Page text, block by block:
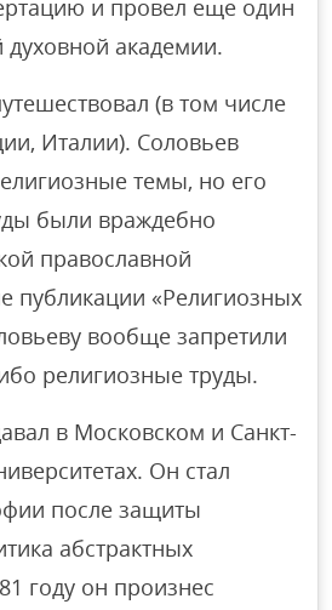
и провел еще один
духовной академии.
(в том числе
Италии). Соловьев
темы, но его
были враждебно
православной
публикации «Религиозных
вообще запретили
религиозные труды.
в Московском и Санкт-
Он стал
после защиты
абстрактных
году он произнес